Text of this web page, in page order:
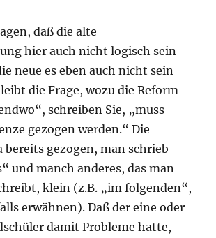
daß die alte
hier auch nicht logisch sein
neue es eben auch nicht sein
die Frage, wozu die Reform
schreiben Sie, „muss
gezogen werden.“ Die
bereits gezogen, man schrieb
und manch anderes, das man
klein (z.B. „im folgenden“,
erwähnen). Daß der eine oder
damit Probleme hatte,